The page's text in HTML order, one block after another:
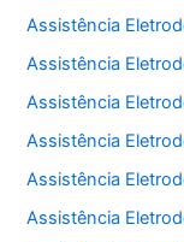
Assistência
Assistência
Assistência
Assistência
Assistência
Assistência